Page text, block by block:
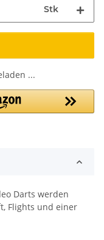
Stk
...
Darts werden
Flights und einer